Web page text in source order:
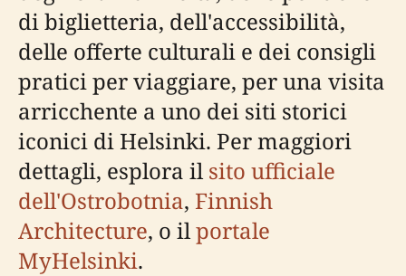
di biglietteria, dell'accessibilità,
delle offerte culturali e dei consigli
pratici per viaggiare, per una visita
arricchente a uno dei siti storici
iconici di Helsinki. Per maggiori
dettagli, esplora ilsito ufficiale
dell'Ostrobotnia, Finnish
Architecture, o ilportale
MyHelsinki.